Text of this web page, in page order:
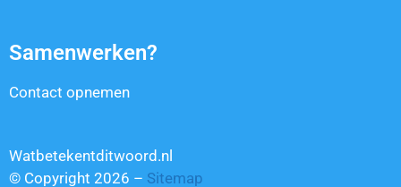
Samenwerken?
Contact opnemen
Watbetekentditwoord.nl
© Copyright 2026 – Sitemap